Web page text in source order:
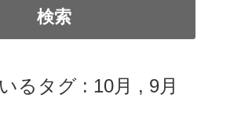
るタグ : 10月 , 9月